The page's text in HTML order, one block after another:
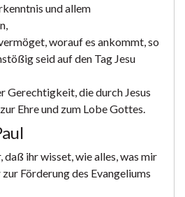
und allem
worauf es ankommt, so
seid auf den Tag Jesu
Gerechtigkeit, die durch Jesus
Ehre und zum Lobe Gottes.
daß ihr wisset, wie alles, was mir
Förderung des Evangeliums